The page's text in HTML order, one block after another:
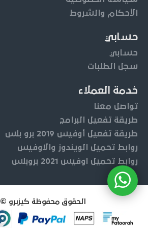
الأحكام والشروط
حسابي
حسابي
سجل الطلبات
خدمة العملاء
تواصل معنا
طريقة تفعيل البرامج
طريقة تفعيل أوفيس 2019 برو بلس
روابط تحميل الويندوز والاوفيس
روابط تحميل اوفيس 2021 بروبلس
الحقوق محفوظة كيزبرو © 2021